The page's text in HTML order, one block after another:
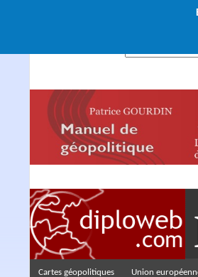
Cartes géopolitiques Union